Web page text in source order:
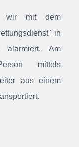
wir mit dem
in
alarmiert. Am
mittels
aus einem